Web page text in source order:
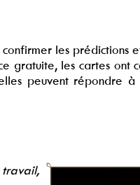
les prédictions
gratuite, les cartes
peuvent répondre